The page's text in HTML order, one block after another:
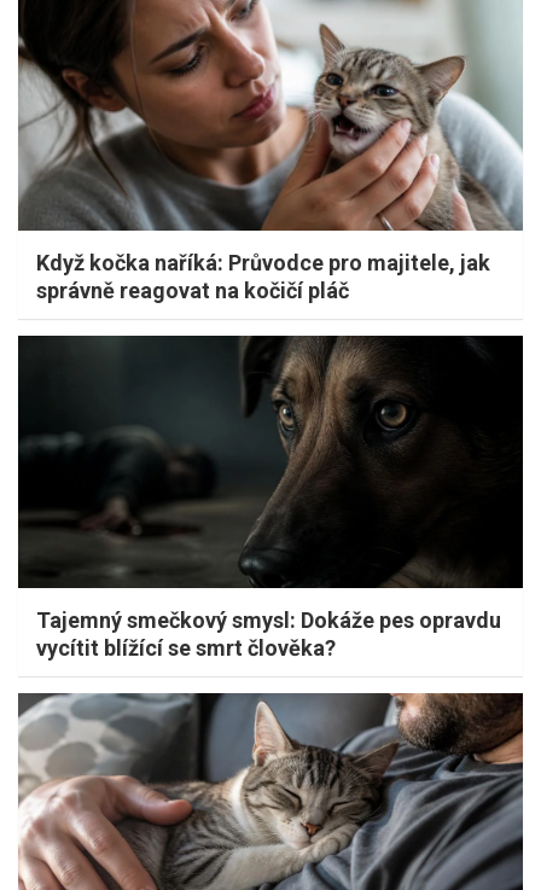
Když kočka naříká: Průvodce pro majitele, jak
správně reagovat na kočičí pláč
Tajemný smečkový smysl: Dokáže pes opravdu
vycítit blížící se smrt člověka?